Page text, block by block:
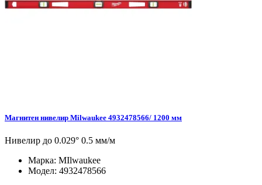
Магнитен нивелир Milwaukee 4932478566/ 1200 мм
Нивелир до 0.029° 0.5 мм/м
Марка: MIlwaukee
Модел: 4932478566